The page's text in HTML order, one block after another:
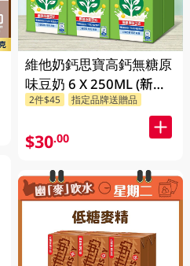
維他奶鈣思寶高鈣無糖原
味豆奶 6 X 250ML (新舊
包裝隨機發貨)
2件$45 指定品牌送贈品
$30.00